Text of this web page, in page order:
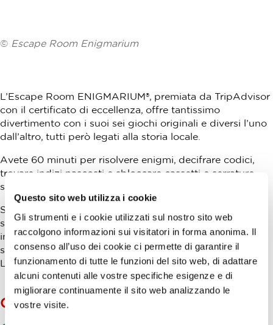
Questo sito web utilizza i cookie
Gli strumenti e i cookie utilizzati sul nostro sito web
raccolgono informazioni sui visitatori in forma anonima. Il
consenso all’uso dei cookie ci permette di garantire il
funzionamento di tutte le funzioni del sito web, di adattare
alcuni contenuti alle vostre specifiche esigenze e di
migliorare continuamente il sito web analizzando le
vostre visite.
© Escape Room Enigmarium
L’Escape Room ENIGMARIUM®, premiata da TripAdvisor
con il certificato di eccellenza, offre tantissimo
divertimento con i suoi sei giochi originali e diversi l’uno
dall’altro, tutti però legati alla storia locale.
Avete 60 minuti per risolvere enigmi, decifrare codici,
trovare indizi nascosti e sbloccare cassetti e serrature
segrete.
Sono disponibili le seguenti camere a tema: L’aula
scolastica/sala delle torture, La prima agenzia
investigativa, La ricetta segreta del maestro Luigi, La
soluzione/evasione2: La macchina delle meraviglie e
L'ispirazione perduta dell’artista France.
OFFERTA AGGIUNTIVA